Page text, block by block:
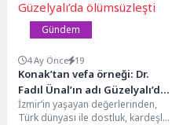
Gündem
4 Ay Önce 19
Konak’tan vefa örneği: Dr.
Fadıl Ünal’ın adı Güzelyalı’da
ölümsüzleşti
İzmir’in yaşayan değerlerinden,
Türk dünyası ile dostluk, kardeşlik